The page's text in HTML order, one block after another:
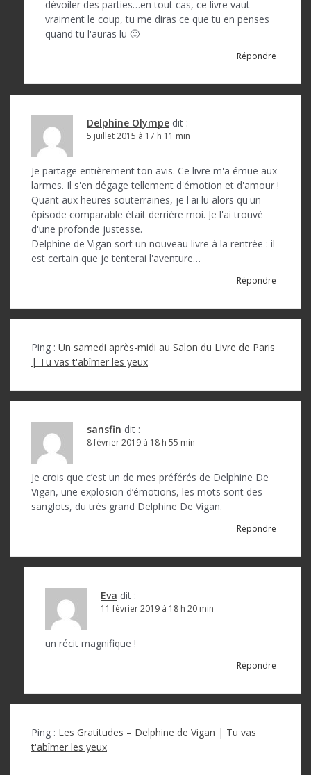
dévoiler des parties…en tout cas, ce livre vaut
vraiment le coup, tu me diras ce que tu en penses
quand tu l'auras lu 🙂
Répondre
Delphine Olympe dit :
5 juillet 2015 à 17 h 11 min
Je partage entièrement ton avis. Ce livre m'a émue aux
larmes. Il s'en dégage tellement d'émotion et d'amour !
Quant aux heures souterraines, je l'ai lu alors qu'un
épisode comparable était derrière moi. Je l'ai trouvé
d'une profonde justesse.
Delphine de Vigan sort un nouveau livre à la rentrée : il
est certain que je tenterai l'aventure…
Répondre
Ping : Un samedi après-midi au Salon du Livre de Paris
| Tu vas t'abîmer les yeux
sansfin dit :
8 février 2019 à 18 h 55 min
Je crois que c’est un de mes préférés de Delphine De
Vigan, une explosion d’émotions, les mots sont des
sanglots, du très grand Delphine De Vigan.
Répondre
Eva dit :
11 février 2019 à 18 h 20 min
un récit magnifique !
Répondre
Ping : Les Gratitudes – Delphine de Vigan | Tu vas
t'abîmer les yeux